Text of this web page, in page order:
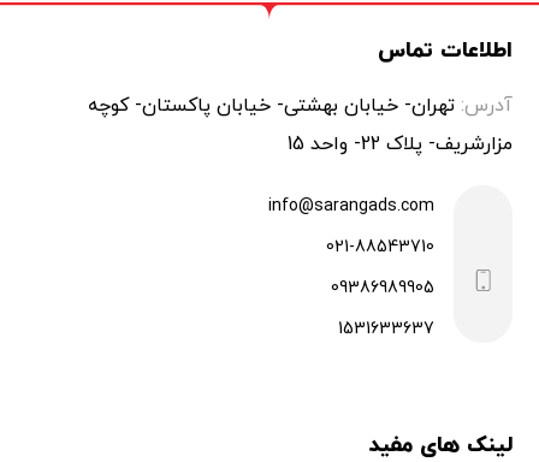
اطلاعات تماس
آدرس: تهران- خیابان بهشتی- خیابان پاکستان- کوچه
مزارشریف- پلاک 22- واحد 15
info@sarangads.com
021-88543710
09386989905
1531633637
لینک های مفید